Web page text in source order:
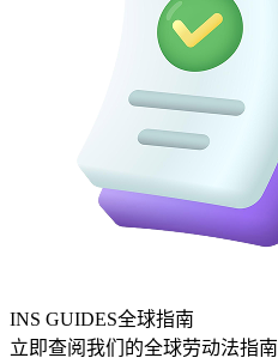
INS GUIDES全球指南
立即查阅我们的全球劳动法指南